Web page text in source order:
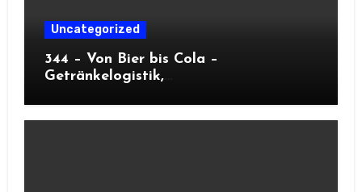
Uncategorized
344 – Von Bier bis Cola –
Getränkelogistik,